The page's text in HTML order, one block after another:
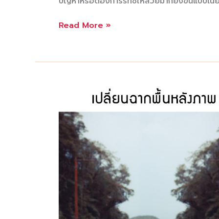
รับ
รับ
รับ
แต่ง
ภาพถ่าย
สินค้า
สิ่งของ
อาคาร
ที่พัก
สถาน
ที่
Read More »